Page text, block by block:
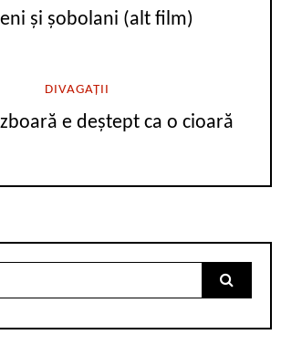
și șobolani (alt film)
DIVAGAȚII
e deștept ca o cioară